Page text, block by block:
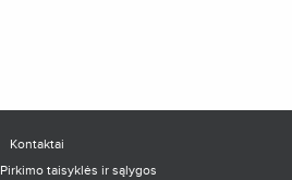
Kontaktai
Pirkimo taisyklės ir sąlygos